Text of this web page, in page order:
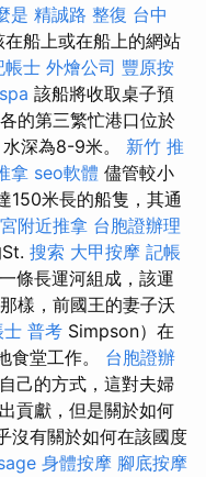
是 精誠路 整復 台中
船上或在船上的網站
帳士 外燴公司 豐原按
該船將收取桌子預
的第三繁忙港口位於
深為8-9米。 新竹 推
拿 seo軟體 儘管較小
150米長的船隻，其通
附近推拿 台胞證辦理
搜索 大甲按摩 記帳
條長運河組成，該運
樣，前國王的妻子沃
士 普考 Simpson）在
食堂工作。 台胞證辦
己的方式，這對夫婦
貢獻，但是關於如何
沒有關於如何在該國度
身體按摩 腳底按摩